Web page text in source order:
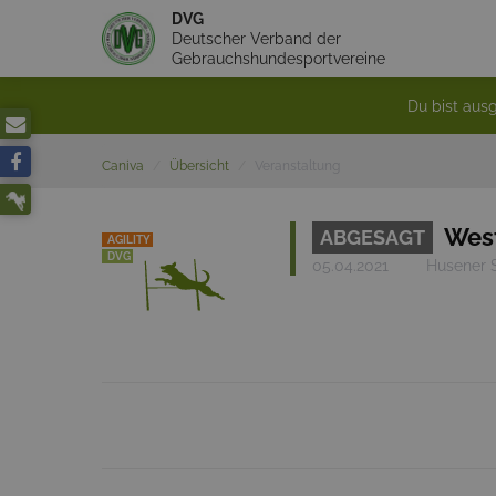
DVG
Deutscher Verband der
Gebrauchshundesportvereine
Du bist
Caniva Übersicht
AGILITY
DVG
ABGESAGT
05.04.2021 Husener